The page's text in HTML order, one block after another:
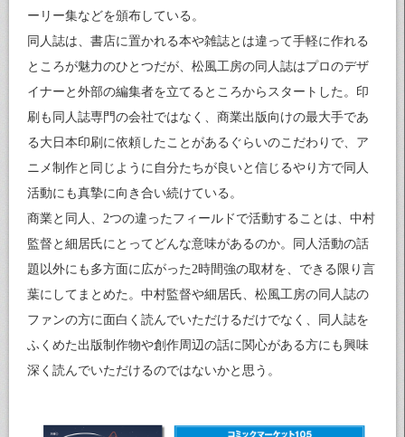
ーリー集などを頒布している。
同人誌は、書店に置かれる本や雑誌とは違って手軽に作れる
ところが魅力のひとつだが、松風工房の同人誌はプロのデザ
イナーと外部の編集者を立てるところからスタートした。印
刷も同人誌専門の会社ではなく、商業出版向けの最大手であ
る大日本印刷に依頼したことがあるぐらいのこだわりで、ア
ニメ制作と同じように自分たちが良いと信じるやり方で同人
活動にも真摯に向き合い続けている。
商業と同人、2つの違ったフィールドで活動することは、中村
監督と細居氏にとってどんな意味があるのか。同人活動の話
題以外にも多方面に広がった2時間強の取材を、できる限り言
葉にしてまとめた。中村監督や細居氏、松風工房の同人誌の
ファンの方に面白く読んでいただけるだけでなく、同人誌を
ふくめた出版制作物や創作周辺の話に関心がある方にも興味
深く読んでいただけるのではないかと思う。